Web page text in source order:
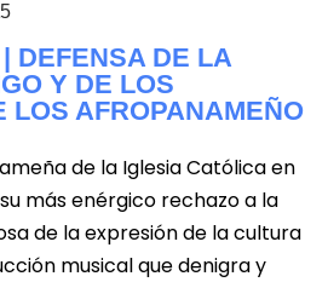
DEFENSA DE LA
Y DE LOS
LOS AFROPANAMEÑO
de la Iglesia Católica en
más enérgico rechazo a la
de la expresión de la cultura
musical que denigra y